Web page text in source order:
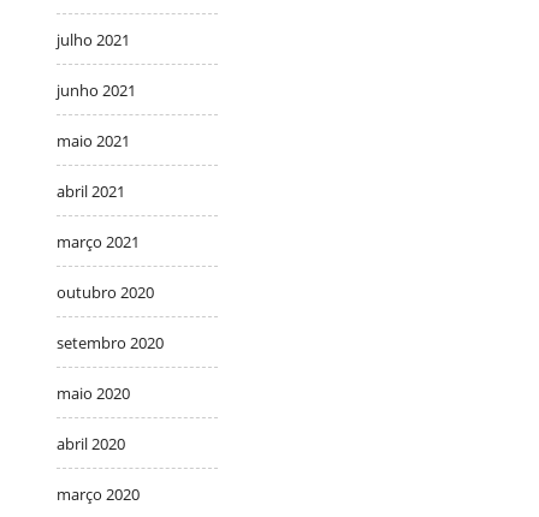
julho 2021
junho 2021
maio 2021
abril 2021
março 2021
outubro 2020
setembro 2020
maio 2020
abril 2020
março 2020